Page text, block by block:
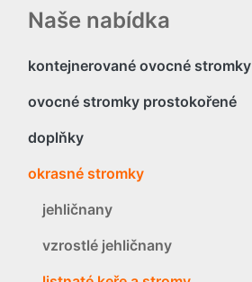
Naše nabídka
kontejnerované ovocné stromky
ovocné stromky prostokořené
doplňky
okrasné stromky
jehličnany
vzrostlé jehličnany